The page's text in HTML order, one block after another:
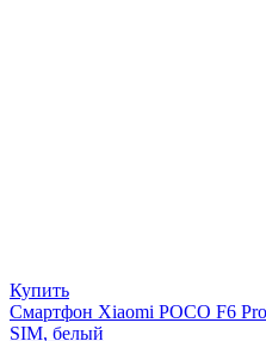
Купить
Смартфон Xiaomi POCO F6
SIM, белый